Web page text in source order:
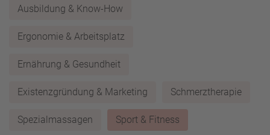
Ausbildung & Know-How
Ergonomie & Arbeitsplatz
Ernährung & Gesundheit
Existenzgründung & Marketing Schmerztherapie
Spezialmassagen Sport & Fitness